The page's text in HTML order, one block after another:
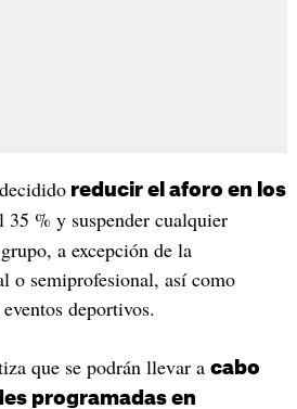
reducir el aforo en los
35 % y suspender cualquier
a excepción de la
o semiprofesional, así como
deportivos.
que se podrán llevar a cabo
programadas en